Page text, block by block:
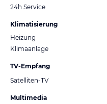
24h Service
Klimatisierung
Heizung
Klimaanlage
TV-Empfang
Satelliten-TV
Multimedia